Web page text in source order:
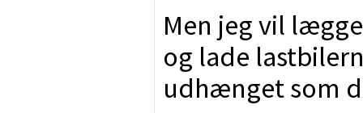
Men jeg vil
og lade
udhænget som